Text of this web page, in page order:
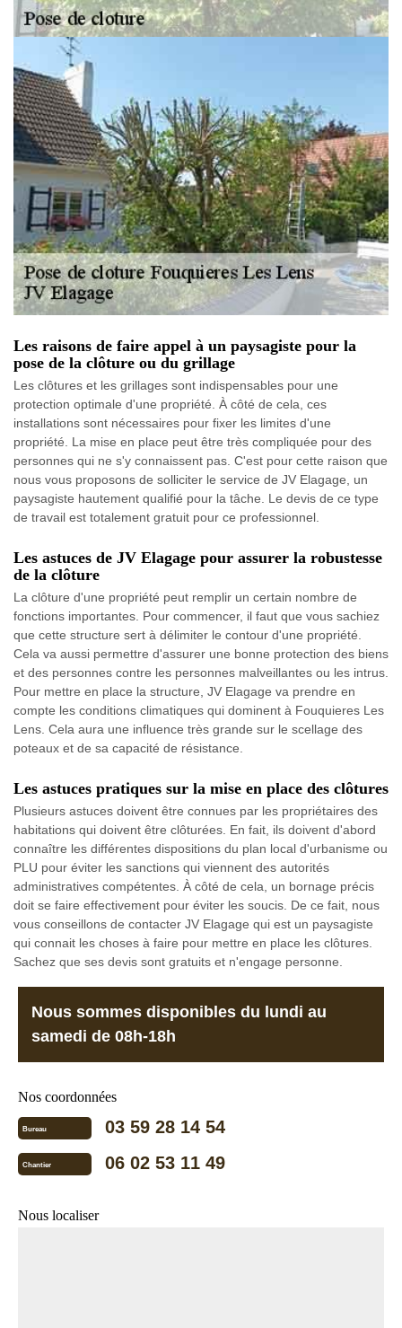
Les raisons de faire appel à un paysagiste pour la
pose de la clôture ou du grillage
Les clôtures et les grillages sont indispensables pour une
protection optimale d'une propriété. À côté de cela, ces
installations sont nécessaires pour fixer les limites d'une
propriété. La mise en place peut être très compliquée pour des
personnes qui ne s'y connaissent pas. C'est pour cette raison que
nous vous proposons de solliciter le service de JV Elagage, un
paysagiste hautement qualifié pour la tâche. Le devis de ce type
de travail est totalement gratuit pour ce professionnel.
Les astuces de JV Elagage pour assurer la robustesse
de la clôture
La clôture d'une propriété peut remplir un certain nombre de
fonctions importantes. Pour commencer, il faut que vous sachiez
que cette structure sert à délimiter le contour d'une propriété.
Cela va aussi permettre d'assurer une bonne protection des biens
et des personnes contre les personnes malveillantes ou les intrus.
Pour mettre en place la structure, JV Elagage va prendre en
compte les conditions climatiques qui dominent à Fouquieres Les
Lens. Cela aura une influence très grande sur le scellage des
poteaux et de sa capacité de résistance.
Les astuces pratiques sur la mise en place des clôtures
Plusieurs astuces doivent être connues par les propriétaires des
habitations qui doivent être clôturées. En fait, ils doivent d'abord
connaître les différentes dispositions du plan local d'urbanisme ou
PLU pour éviter les sanctions qui viennent des autorités
administratives compétentes. À côté de cela, un bornage précis
doit se faire effectivement pour éviter les soucis. De ce fait, nous
vous conseillons de contacter JV Elagage qui est un paysagiste
qui connait les choses à faire pour mettre en place les clôtures.
Sachez que ses devis sont gratuits et n'engage personne.
Nous sommes disponibles du lundi au
samedi de 08h-18h
Nos coordonnées
Bureau 03 59 28 14 54
Chantier 06 02 53 11 49
Nous localiser